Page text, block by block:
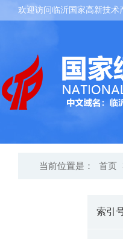
欢迎访问临沂国家高新技术
当前位置是： 首页
索引